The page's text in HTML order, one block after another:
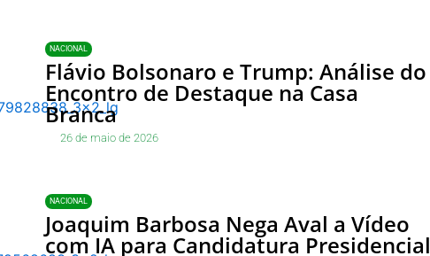
NACIONAL
Flávio Bolsonaro e Trump: Análise do
Encontro de Destaque na Casa
Branca
26 de maio de 2026
NACIONAL
Joaquim Barbosa Nega Aval a Vídeo
com IA para Candidatura Presidencial